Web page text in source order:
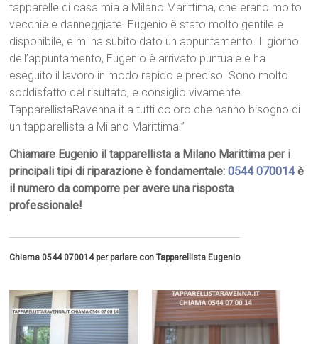
tapparelle di casa mia a Milano Marittima, che erano molto
vecchie e danneggiate. Eugenio è stato molto gentile e
disponibile, e mi ha subito dato un appuntamento. Il giorno
dell’appuntamento, Eugenio è arrivato puntuale e ha
eseguito il lavoro in modo rapido e preciso. Sono molto
soddisfatto del risultato, e consiglio vivamente
TapparellistaRavenna.it a tutti coloro che hanno bisogno di
un tapparellista a Milano Marittima.”
Chiamare Eugenio il tapparellista a Milano Marittima per i
principali tipi di riparazione è fondamentale:0544 070014è
il numero da comporre per avere una risposta
professionale!
Chiama 0544 070014 per parlare con Tapparellista Eugenio